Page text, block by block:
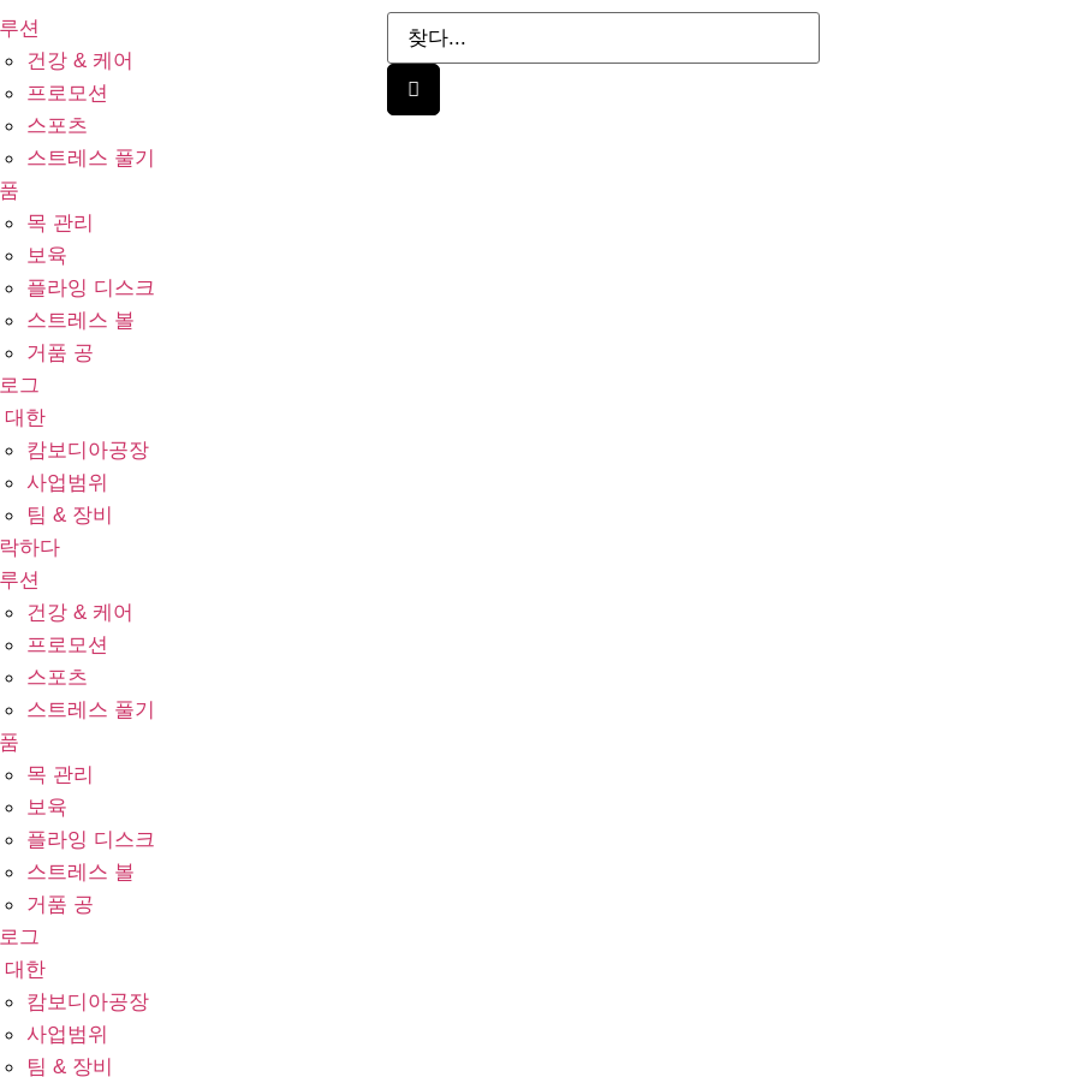
션
건강 & 케어
프로모션
스포츠
스트레스 풀기
목 관리
보육
플라잉 디스크
스트레스 볼
거품 공
그
대한
캄보디아공장
사업범위
팀 & 장비
하다
션
건강 & 케어
프로모션
스포츠
스트레스 풀기
목 관리
보육
플라잉 디스크
스트레스 볼
거품 공
그
대한
캄보디아공장
사업범위
팀 & 장비